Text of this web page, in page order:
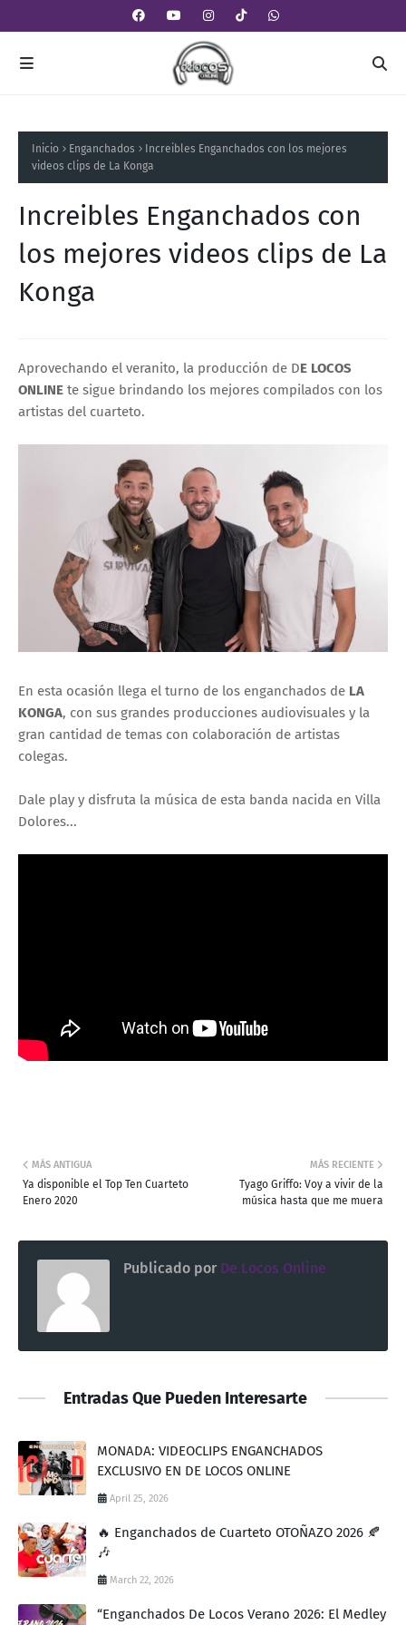
Inicio Enganchados
Increibles Enganchados con los mejores
videos clips de La Konga
Increibles Enganchados con
los mejores videos clips de La
Konga
Aprovechando el veranito, la producción de DE LOCOS
ONLINE te sigue brindando los mejores compilados con los
artistas del cuarteto.
En esta ocasión llega el turno de los enganchados de LA
KONGA, con sus grandes producciones audiovisuales y la
gran cantidad de temas con colaboración de artistas
colegas.
Dale play y disfruta la música de esta banda nacida en Villa
Dolores...
MÁS RECIENTE
Tyago Griffo: Voy a vivir de la
música hasta que me muera
MÁS ANTIGUA
Ya disponible el Top Ten Cuarteto
Enero 2020
Publicado por De Locos Online
Entradas Que Pueden Interesarte
MONADA: VIDEOCLIPS ENGANCHADOS
EXCLUSIVO EN DE LOCOS ONLINE
April 25, 2026
🔥 Enganchados de Cuarteto OTOÑAZO 2026 🍂
🎶
March 22, 2026
“Enganchados De Locos Verano 2026: El Medley